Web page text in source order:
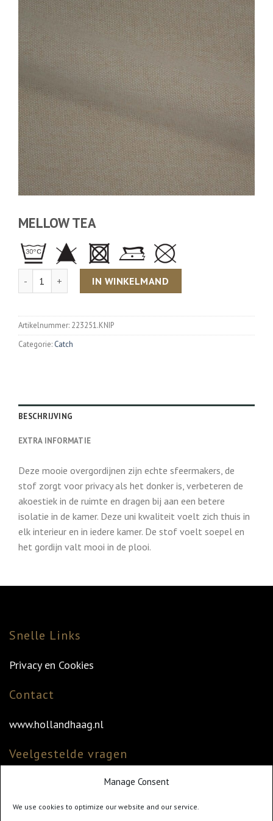
Manage Consent
We use cookies to optimize our website and our service.
MELLOW TEA
Aantal IN WINKELMAND
Artikelnummer: 223251.KNIP
Categorie: Catch
BESCHRIJVING
EXTRA INFORMATIE
Deze mooie overgordijnen zijn echte sfeermakers, de
stof zorgt voor privacy als het donker is, verbeteren de
akoestiek in de ruimte en dragen bij aan een betere
isolatie in de kamer. Deze uni kwaliteit voelt zich thuis in
elk interieur en in iedere kamer. De stof voelt soepel en
het gordijn valt mooi in de plooi.
Snelle Links
Privacy en Cookies
Contact
www.hollandhaag.nl
Veelgestelde vragen
Veelgestelde vragen